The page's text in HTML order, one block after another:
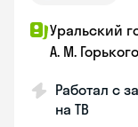
Уральский
А. М. Горького
Работал с
на ТВ